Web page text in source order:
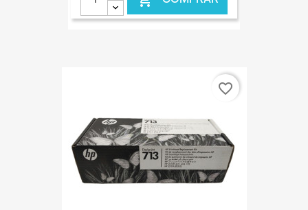
favorite_border